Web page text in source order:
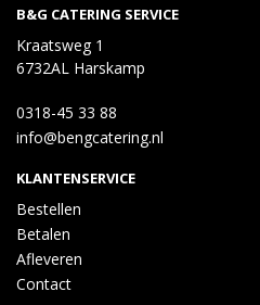
B&G CATERING SERVICE
Kraatsweg 1
6732AL Harskamp
0318-45 33 88
info@bengcatering.nl
KLANTENSERVICE
Bestellen
Betalen
Afleveren
Contact